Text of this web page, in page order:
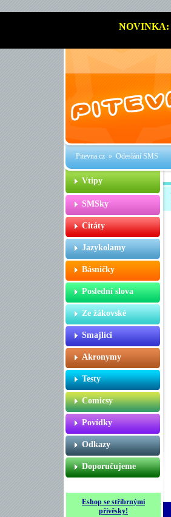
NOVINKA:
Pitevna.cz» Odeslání SMS
Vtipy
SMSky
Citáty
Jazykolamy
Básničky
Poslední slova
Ze žákovské
Smajlíci
Akronymy
Testy
Comicsy
Povídky
Odkazy
Doporučujeme
Eshop se stříbrnými
přívěsky!